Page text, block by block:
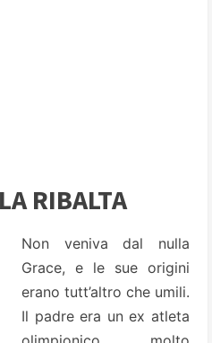
RIBALTA
Non veniva dal nulla
Grace, e le sue origini
erano tutt’altro che umili.
Il padre era un ex atleta